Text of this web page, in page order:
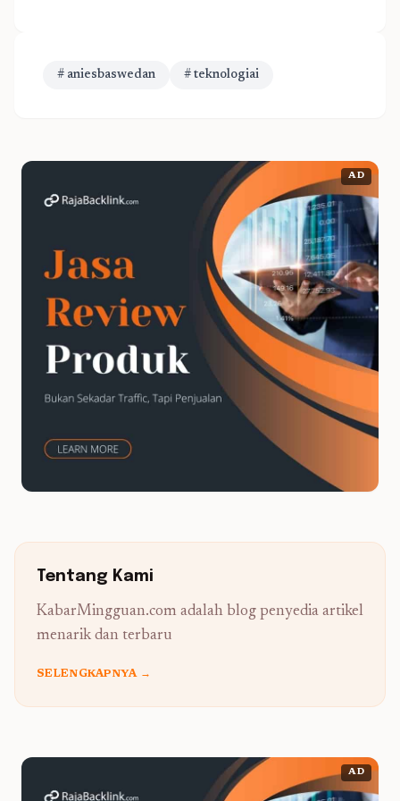
# aniesbaswedan # teknologiai
AD
Tentang Kami
KabarMingguan.com adalah blog penyedia artikel
menarik dan terbaru
SELENGKAPNYA →
AD